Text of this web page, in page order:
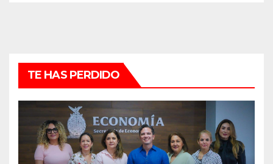
TE HAS PERDIDO